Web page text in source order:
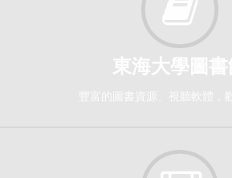
東海大學圖書
豐富的圖書資源、視聽軟體，